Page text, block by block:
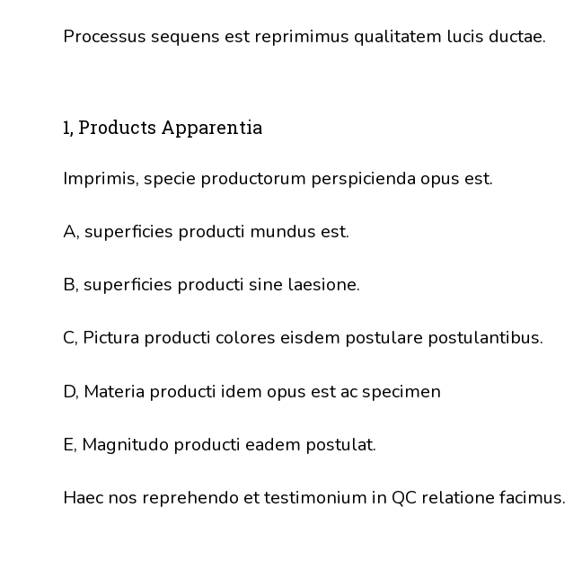
Processus sequens est reprimimus qualitatem lucis ductae.
1, Products Apparentia
Imprimis, specie productorum perspicienda opus est.
A, superficies producti mundus est.
B, superficies producti sine laesione.
C, Pictura producti colores eisdem postulare postulantibus.
D, Materia producti idem opus est ac specimen
E, Magnitudo producti eadem postulat.
Haec nos reprehendo et testimonium in QC relatione facimus.